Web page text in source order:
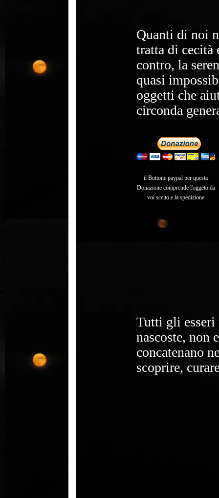
Quanti di noi
tratta di cecità
contro, la
quasi
oggetti che
circonda
il Bottone paypal per questa
Donazione comprende l'oggeto da
voi scelto e la spedizione
Tutti gli esseri
nascoste, non
concatenano
scoprire,